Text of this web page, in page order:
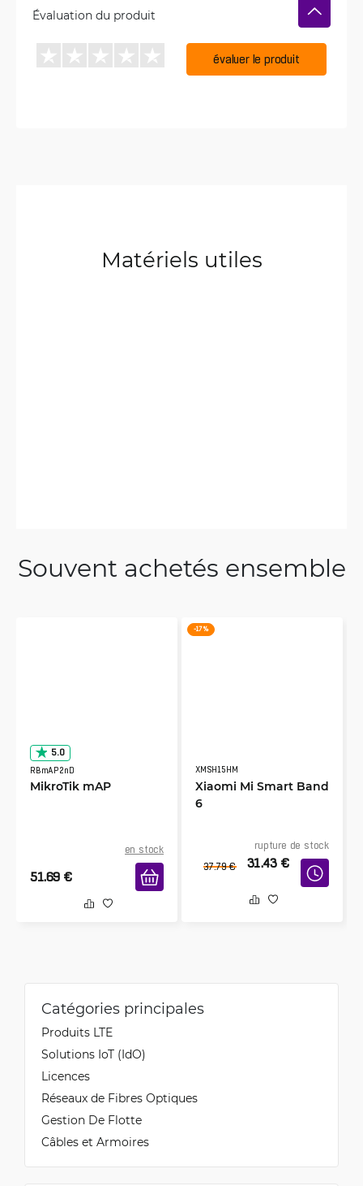
Évaluation du produit
évaluer le produit
Matériels utiles
Souvent achetés ensemble
5.0
RBmAP2nD
MikroTik mAP
en stock
51.69 €
-17 %
XMSH15HM
Xiaomi Mi Smart Band
6
rupture de stock
37.79 € 31.43 €
Catégories principales
Produits LTE
Solutions IoT (IdO)
Licences
Réseaux de Fibres Optiques
Gestion De Flotte
Câbles et Armoires